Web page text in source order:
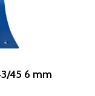
45 6 mm